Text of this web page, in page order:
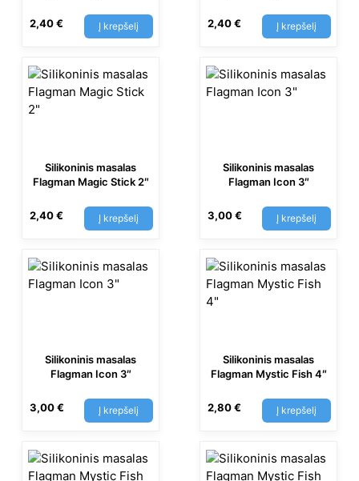
2,40€ Į krepšelį 2,40€ Į krepšelį
Silikoninis masalas
Flagman Magic Stick 2″
2,40€ Į krepšelį
Silikoninis masalas
Flagman Icon 3″
3,00€ Į krepšelį
Silikoninis masalas
Flagman Icon 3″
3,00€ Į krepšelį
Silikoninis masalas
Flagman Mystic Fish 4″
2,80€ Į krepšelį